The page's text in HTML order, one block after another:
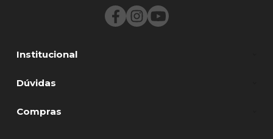
Institucional
Dúvidas
Compras